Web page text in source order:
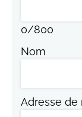
0/800
Nom
Adresse de